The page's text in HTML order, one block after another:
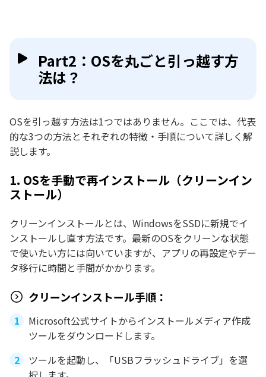
Part2：OSを丸ごと引っ越す方
法は？
OSを引っ越す方法は1つではありません。ここでは、代表
的な3つの方法とそれぞれの特徴・手順について詳しく解
説します。
1. OSを手動で再インストール（クリーンイン
ストール）
クリーンインストールとは、WindowsをSSDに新規でイ
ンストールし直す方法です。最新のOSをクリーンな状態
で使いたい方には向いていますが、アプリの再設定やデー
タ移行に時間と手間がかかります。
クリーンインストール手順：
Microsoft公式サイトからインストールメディア作成
ツールをダウンロードします。
ツールを起動し、「USBフラッシュドライブ」を選